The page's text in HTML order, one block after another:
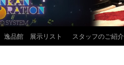
逸品館 展示リスト スタッフのご紹介